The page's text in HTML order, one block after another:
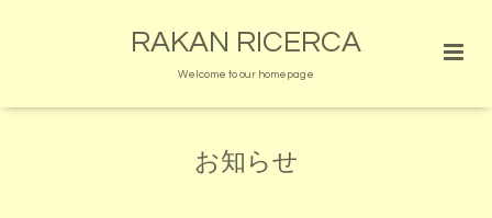
RAKAN RICERCA
Welcome to our homepage
お知らせ